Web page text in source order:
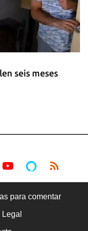
seis meses
para comentar